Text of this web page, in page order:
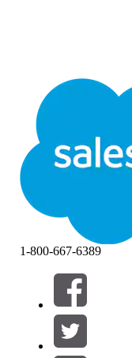
1-800-667-6389